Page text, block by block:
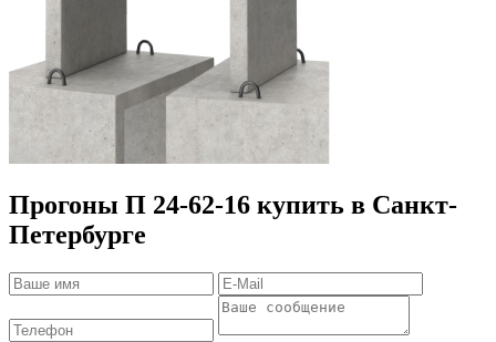
Прогоны П 24-62-16 купить в Санкт-
Петербурге